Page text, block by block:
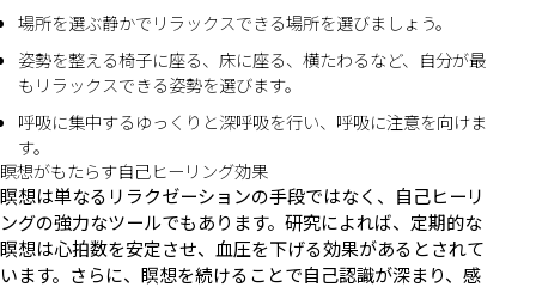
場所を選ぶ静かでリラックスできる場所を選びましょう。
姿勢を整える椅子に座る、床に座る、横たわるなど、自分が最
もリラックスできる姿勢を選びます。
呼吸に集中するゆっくりと深呼吸を行い、呼吸に注意を向けま
す。
瞑想がもたらす自己ヒーリング効果
瞑想は単なるリラクゼーションの手段ではなく、自己ヒーリ
ングの強力なツールでもあります。研究によれば、定期的な
瞑想は心拍数を安定させ、血圧を下げる効果があるとされて
います。さらに、瞑想を続けることで自己認識が深まり、感